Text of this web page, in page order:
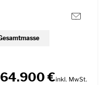
inkl. MwSt.
€